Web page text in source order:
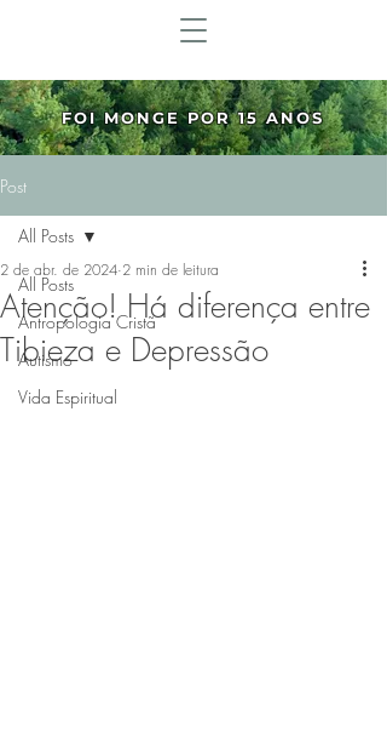
FOI MONGE POR 15 ANOS
Post
All Posts
Antropologia Cristã
Autismo
Vida Espiritual
All Posts
Atenção! Há diferença entre
Tibieza e Depressão
2 de abr. de 2024 2 min de leitura